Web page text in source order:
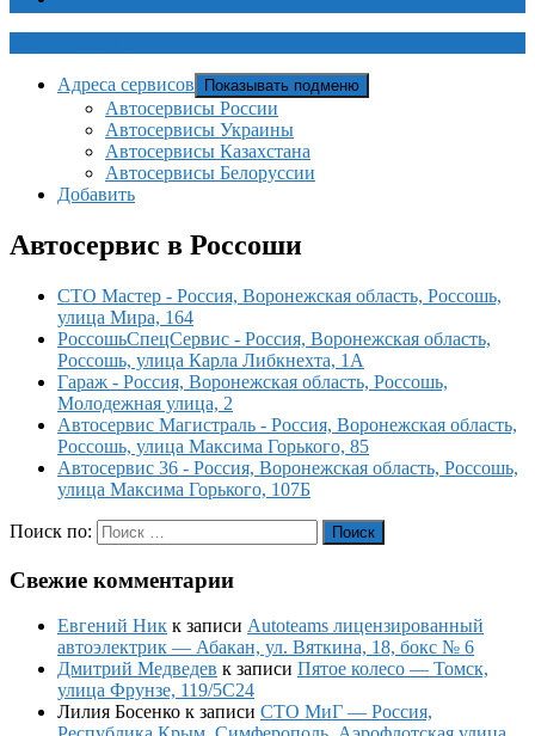
Адреса сервисов Показывать подменю
Автосервисы России
Автосервисы Украины
Автосервисы Казахстана
Автосервисы Белоруссии
Добавить
Автосервис в Россоши
СТО Мастер - Россия, Воронежская область, Россошь,
улица Мира, 164
РоссошьСпецСервис - Россия, Воронежская область,
Россошь, улица Карла Либкнехта, 1А
Гараж - Россия, Воронежская область, Россошь,
Молодежная улица, 2
Автосервис Магистраль - Россия, Воронежская область,
Россошь, улица Максима Горького, 85
Автосервис 36 - Россия, Воронежская область, Россошь,
улица Максима Горького, 107Б
Поиск по: Поиск
Свежие комментарии
Евгений Ник к записи Autoteams лицензированный
автоэлектрик — Абакан, ул. Вяткина, 18, бокс № 6
Дмитрий Медведев к записи Пятое колесо — Томск,
улица Фрунзе, 119/5С24
Лилия Босенко к записи СТО МиГ — Россия,